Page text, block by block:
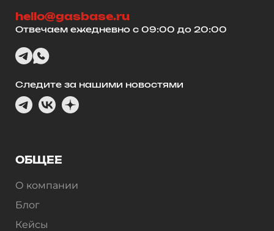
ОБЩЕЕ
О компании
Блог
Кейсы
hello@gasbase.ru
Отвечаем ежедневно с 09:00 до 20:00
Следите за нашими новостями